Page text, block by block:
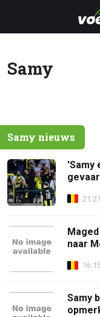
Samy
Samy nieuws
'Samy
21:21
naar
16:15
Samy